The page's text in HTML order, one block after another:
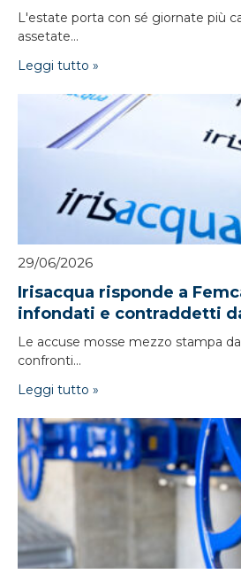
L'estate porta con sé giornate più
assetate...
Leggi tutto »
29/06/2026
Irisacqua risponde a
infondati e contraddetti
Le accuse mosse mezzo stampa
confronti...
Leggi tutto »